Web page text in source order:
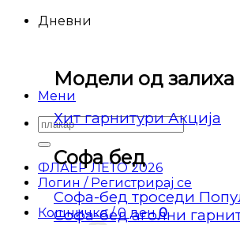
Мени
Барај
за:
ФЛАЕР ЛЕТО 2026
Логин / Регистрирај се
Кошничка /0 ден 0
Дневни
Модели од залиха
Хит гарнитури
Софа бед
Софа-бед троседи
Софа-бед аголни